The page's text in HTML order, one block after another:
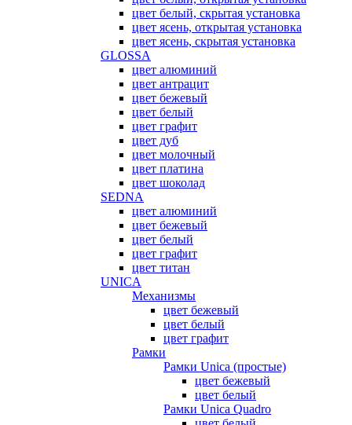
цвет белый, скрытая установка
цвет ясень, открытая установка
цвет ясень, скрытая установка
GLOSSA
цвет алюминий
цвет антрацит
цвет бежевый
цвет белый
цвет графит
цвет дуб
цвет молочный
цвет платина
цвет шоколад
SEDNA
цвет алюминий
цвет бежевый
цвет белый
цвет графит
цвет титан
UNICA
Механизмы
цвет бежевый
цвет белый
цвет графит
Рамки
Рамки Unica (простые)
цвет бежевый
цвет белый
Рамки Unica Quadro